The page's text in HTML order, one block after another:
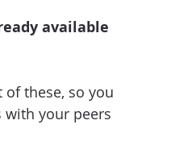
available
these, so you
with your peers